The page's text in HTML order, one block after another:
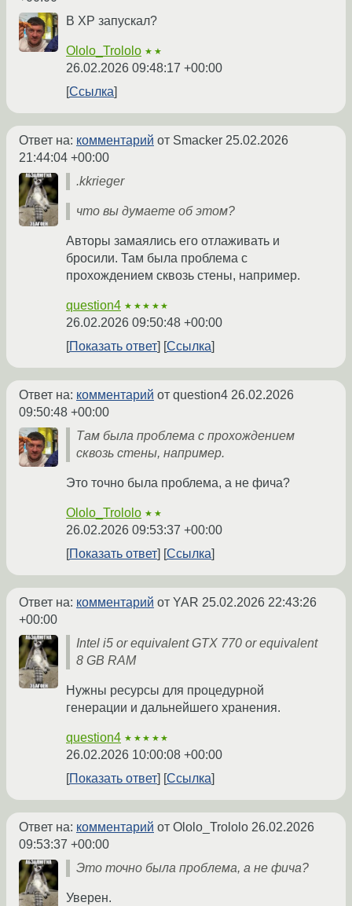
В ХР запускал?
Ololo_Trololo ★★
26.02.2026 09:48:17 +00:00
Ссылка
Ответ на: комментарий от Smacker 25.02.2026
21:44:04 +00:00
.kkrieger
что вы думаете об этом?
Авторы замаялись его отлаживать и
бросили. Там была проблема с
прохождением сквозь стены, например.
question4 ★★★★★
26.02.2026 09:50:48 +00:00
Показать ответ
Ссылка
Ответ на: комментарий от question4 26.02.2026
09:50:48 +00:00
Там была проблема с прохождением
сквозь стены, например.
Это точно была проблема, а не фича?
Ololo_Trololo ★★
26.02.2026 09:53:37 +00:00
Показать ответ
Ссылка
Ответ на: комментарий от YAR 25.02.2026 22:43:26
+00:00
Intel i5 or equivalent GTX 770 or equivalent
8 GB RAM
Нужны ресурсы для процедурной
генерации и дальнейшего хранения.
question4 ★★★★★
26.02.2026 10:00:08 +00:00
Показать ответ
Ссылка
Ответ на: комментарий от Ololo_Trololo 26.02.2026
09:53:37 +00:00
Это точно была проблема, а не фича?
Уверен.